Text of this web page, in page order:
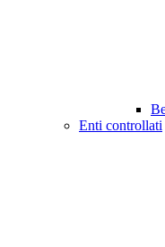
Enti controllati